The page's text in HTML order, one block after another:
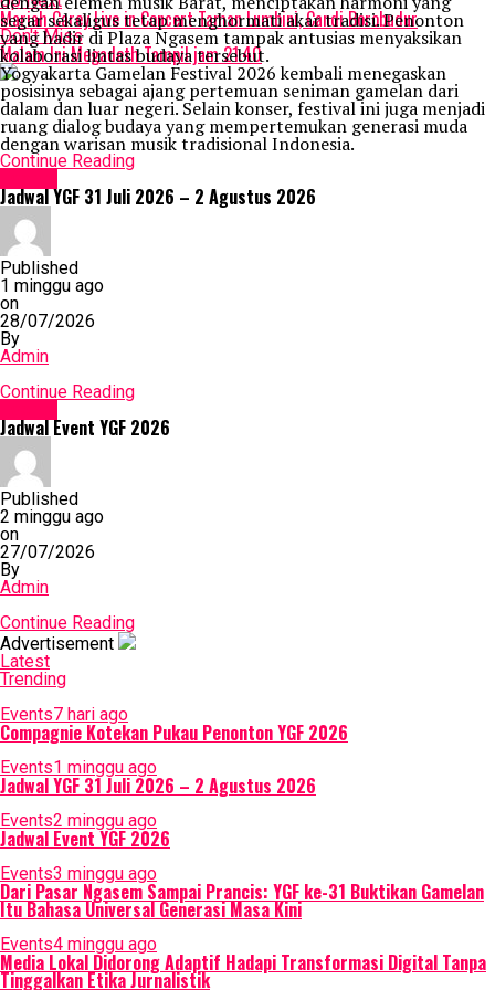
Mariah Carey Live in Concert Taman Lumbini, Candi Borobudur
Don't Miss
Malam Ini Megadeth Tampil jam 21.40
segar sekaligus tetap menghormati akar tradisi. Penonton
yang hadir di Plaza Ngasem tampak antusias menyaksikan
kolaborasi lintas budaya tersebut.
Yogyakarta Gamelan Festival 2026 kembali menegaskan
posisinya sebagai ajang pertemuan seniman gamelan dari
dalam dan luar negeri. Selain konser, festival ini juga menjadi
ruang dialog budaya yang mempertemukan generasi muda
dengan warisan musik tradisional Indonesia.
Continue Reading
Jadwal YGF 31 Juli 2026 – 2 Agustus 2026
Published
1 minggu ago
on
28/07/2026
By
Admin
Continue Reading
Jadwal Event YGF 2026
Published
2 minggu ago
on
27/07/2026
By
Admin
Continue Reading
Advertisement
Latest
Trending
Events7 hari ago
Compagnie Kotekan Pukau Penonton YGF 2026
Events1 minggu ago
Jadwal YGF 31 Juli 2026 – 2 Agustus 2026
Events2 minggu ago
Jadwal Event YGF 2026
Events3 minggu ago
Dari Pasar Ngasem Sampai Prancis: YGF ke-31 Buktikan Gamelan
Itu Bahasa Universal Generasi Masa Kini
Events4 minggu ago
Media Lokal Didorong Adaptif Hadapi Transformasi Digital Tanpa
Tinggalkan Etika Jurnalistik